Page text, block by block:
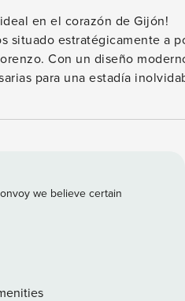
en el corazón de Gijón!
situado estratégicamente a
Con un diseño
para una estadía
comodidades que
de Registro de
we believe certain